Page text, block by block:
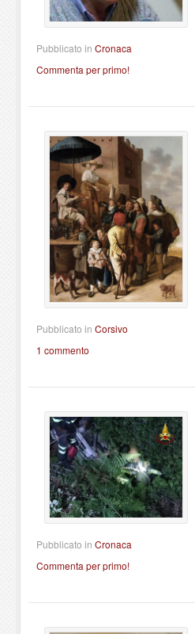
Pubblicato in Cronaca
Commenta per primo!
Pubblicato in Corsivo
1 commento
Pubblicato in Cronaca
Commenta per primo!